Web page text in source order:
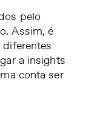
pelo
Assim, é
a insights
conta ser